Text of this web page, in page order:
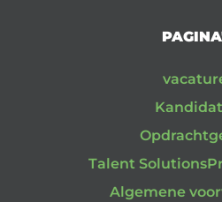
Talent Solutions
Algemene